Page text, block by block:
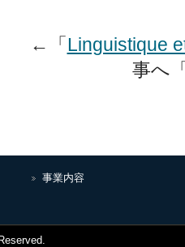
←「Linguistique
事へ
事業内容